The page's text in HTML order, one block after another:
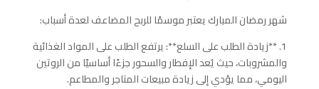
شهر رمضان المبارك يعتبر موسمًا للربح المضاعف لعدة أسباب:
1. **زيادة الطلب على السلع**: يرتفع الطلب على المواد الغذائية
والمشروبات، حيث يُعد الإفطار والسحور جزءًا أساسيًا من الروتين
اليومي، مما يؤدي إلى زيادة مبيعات المتاجر والمطاعم.